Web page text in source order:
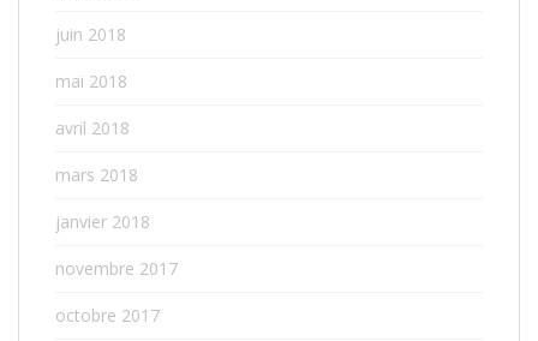
juin 2018
mai 2018
avril 2018
mars 2018
janvier 2018
novembre 2017
octobre 2017